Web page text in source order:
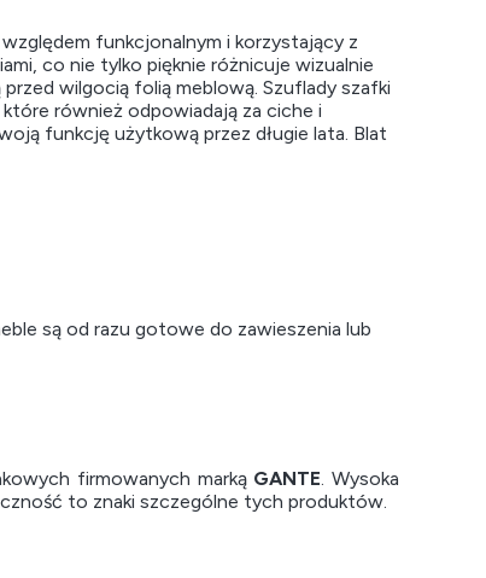
funkcjonalnym i korzystający z
co nie tylko pięknie różnicuje wizualnie
wilgocią folią meblową. Szuflady szafki
również odpowiadają za ciche i
funkcję użytkową przez długie lata. Blat
są od razu gotowe do zawieszenia lub
firmowanych marką GANTE . Wysoka
to znaki szczególne tych produktów.